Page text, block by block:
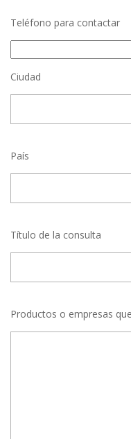
Teléfono para contactar
Ciudad
País
Título de la consulta
Productos o empresas